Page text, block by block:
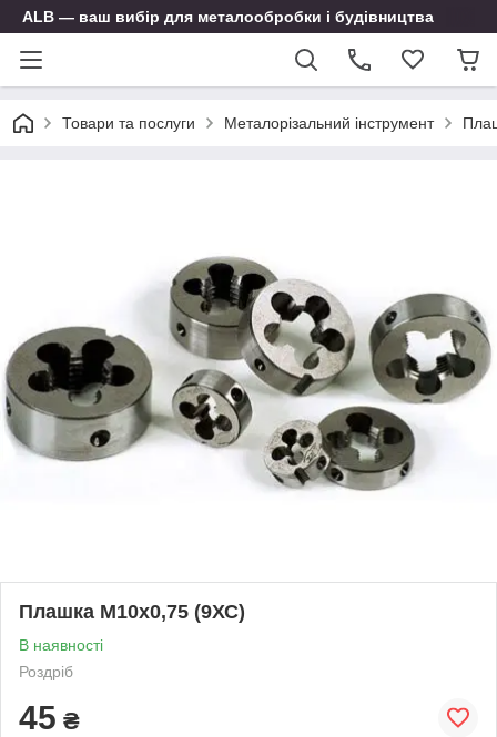
ALB — ваш вибір для металообробки і будівництва
Товари та послуги Металорізальний інструмент
Плашка M10x0,75 (9ХС)
В наявності
Роздріб
45 ₴